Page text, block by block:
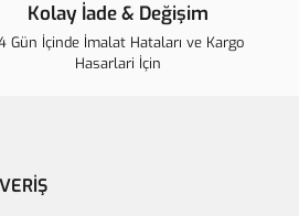
Kolay İade & Değişim
Gün İçinde İmalat Hataları ve Kargo
Hasarlari İçin